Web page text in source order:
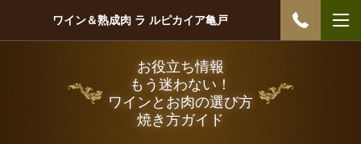
ワイン＆熟成肉 ラ ルピカイア亀戸
お役立ち情報
もう迷わない！
ワインとお肉の選び方
焼き方ガイド